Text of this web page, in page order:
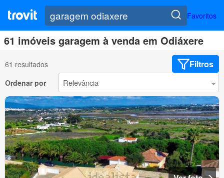
Favoritos
61 imóveis garagem à venda em Odiáxere
61 resultados Filtros
Ordenar por